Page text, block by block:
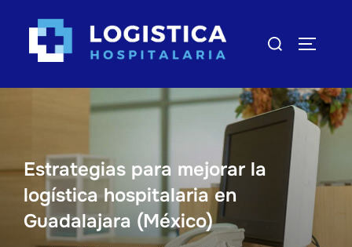
contenido
Buscar:
Estrategias para mejorar la
logística hospitalaria en
Guadalajara (México)